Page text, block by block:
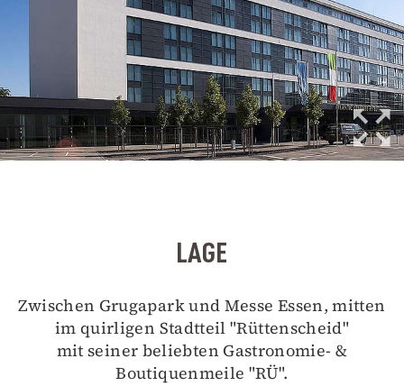
LAGE
Zwischen Grugapark und Messe Essen, mitten
im quirligen Stadtteil "Rüttenscheid"
mit seiner beliebten Gastronomie- &
Boutiquenmeile "RÜ".